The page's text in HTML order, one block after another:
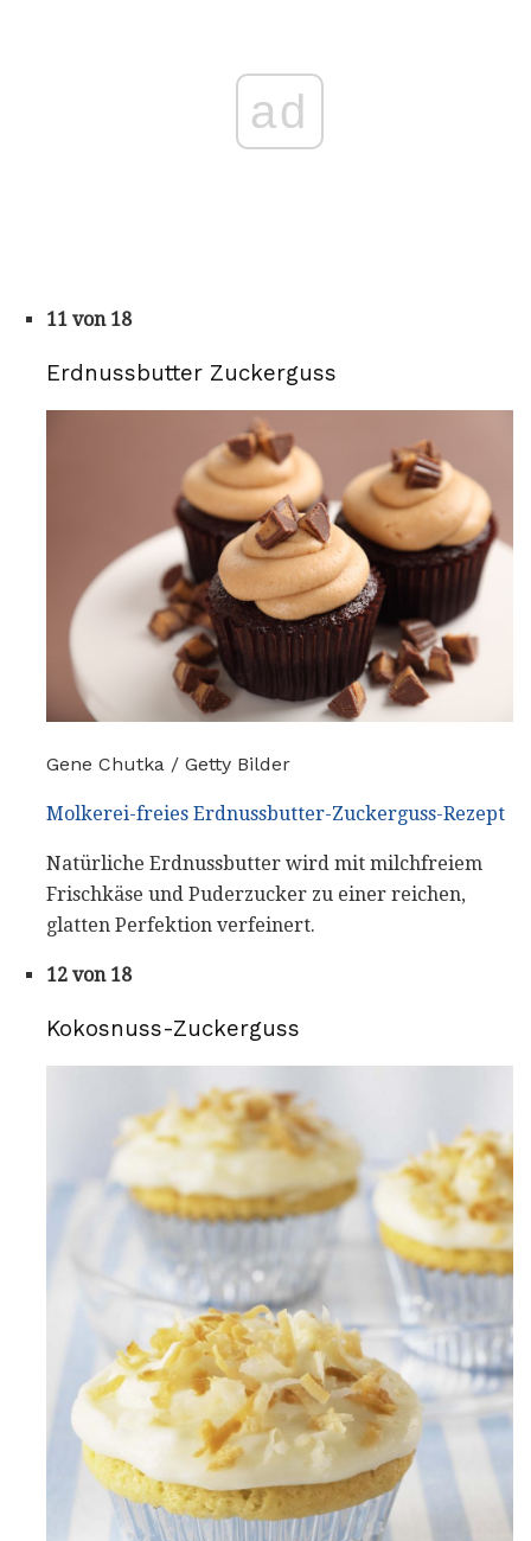
ad
11 von 18
Erdnussbutter Zuckerguss
Gene Chutka / Getty Bilder
Molkerei-freies Erdnussbutter-Zuckerguss-Rezept
Natürliche Erdnussbutter wird mit milchfreiem
Frischkäse und Puderzucker zu einer reichen,
glatten Perfektion verfeinert.
12 von 18
Kokosnuss-Zuckerguss